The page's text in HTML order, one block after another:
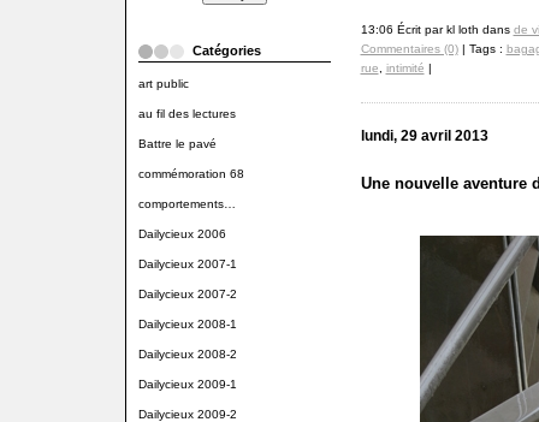
Catégories
art public
au fil des lectures
Battre le pavé
commémoration 68
comportements…
Dailycieux 2006
Dailycieux 2007-1
Dailycieux 2007-2
Dailycieux 2008-1
Dailycieux 2008-2
Dailycieux 2009-1
Dailycieux 2009-2
13:06 Écrit par kl loth dans de
Commentaires (0)| Tags :
rue, intimité
lundi, 29 avril 2013
Une nouvelle aventure